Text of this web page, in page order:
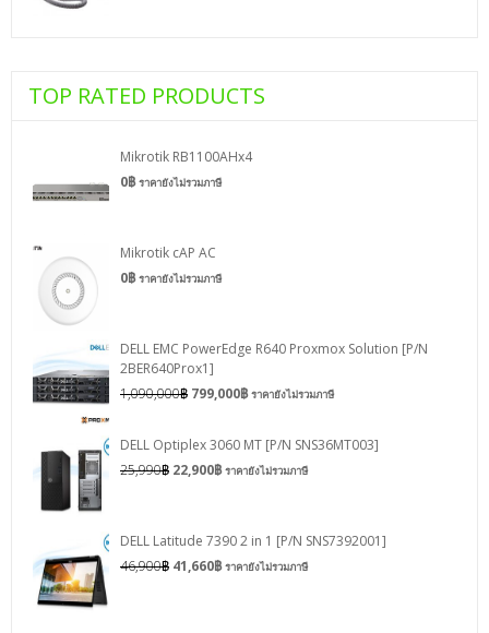
TOP RATED PRODUCTS
Mikrotik RB1100AHx4
0฿ ราคายังไม่รวมภาษี
Mikrotik cAP AC
0฿ ราคายังไม่รวมภาษี
DELL EMC PowerEdge R640 Proxmox Solution [P/N
2BER640Prox1]
1,090,000฿ 799,000฿ ราคายังไม่รวมภาษี
DELL Optiplex 3060 MT [P/N SNS36MT003]
25,990฿ 22,900฿ ราคายังไม่รวมภาษี
DELL Latitude 7390 2 in 1 [P/N SNS7392001]
46,900฿ 41,660฿ ราคายังไม่รวมภาษี